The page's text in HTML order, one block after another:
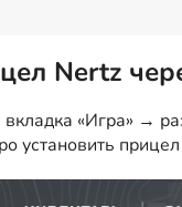
Nertz
«Игра» →
установить